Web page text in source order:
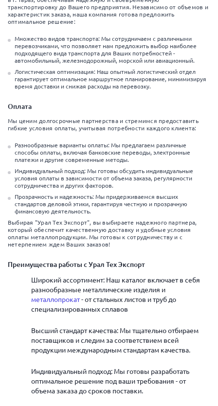
транспортировку до Вашего предприятия. Независимо от объемов и
характеристик заказа, наша компания готова предложить
оптимальное решение:
Множество видов транспорта: Мы сотрудничаем с различными
перевозчиками, что позволяет нам предложить выбор наиболее
подходящего вида транспорта для Ваших потребностей -
автомобильный, железнодорожный, морской или авиационный.
Логистическая оптимизация: Наш опытный логистический отдел
гарантирует оптимальное маршрутное планирование, минимизируя
время доставки и снижая расходы на перевозку.
Оплата
Мы ценим долгосрочные партнерства и стремимся предоставить
гибкие условия оплаты, учитывая потребности каждого клиента:
Разнообразные варианты оплаты: Мы предлагаем различные
способы оплаты, включая банковские переводы, электронные
платежи и другие современные методы.
Индивидуальный подход: Мы готовы обсудить индивидуальные
условия оплаты в зависимости от объема заказа, регулярности
сотрудничества и других факторов.
Прозрачность и надежность: Мы придерживаемся высших
стандартов деловой этики, гарантируя честную и прозрачную
финансовую деятельность.
Выбирая "Урал Тех Экспорт", вы выбираете надежного партнера,
который обеспечит качественную доставку и удобные условия
оплаты металлопродукции. Мы готовы к сотрудничеству и с
нетерпением ждем Ваших заказов!
Преимущества работы с Урал Тех Экспорт
Широкий ассортимент: Наш каталог включает в себя
разнообразные металлические изделия и
металлопрокат- от стальных листов и труб до
специализированных сплавов
Высший стандарт качества: Мы тщательно отбираем
поставщиков и следим за соответствием всей
продукции международным стандартам качества.
Индивидуальный подход: Мы готовы разработать
оптимальное решение под ваши требования - от
объема заказа до сроков поставки.